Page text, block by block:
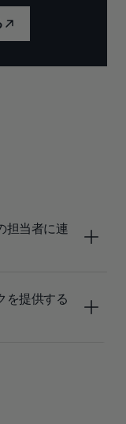
担当者に連
を提供する